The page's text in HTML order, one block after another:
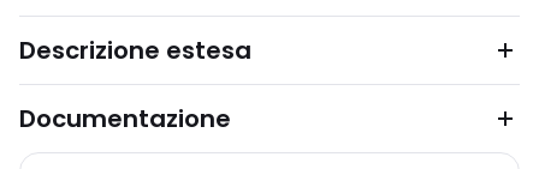
Descrizione estesa
Documentazione